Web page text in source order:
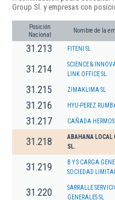
Group Sl. y empresas con
Posición
Nacional
Nombre de la
31.213 FITENI SL
31.214
SCIENCE &
LINK OFFICE SL.
31.215 ZIMAKLIMA SL
31.216 HYU-PEREZ
31.217 CAÑADA
31.218
ABAHANA LOCAL
SL.
31.219
B Y S CARGA
SOCIEDAD
31.220
SARRALLE
GENERALES SL